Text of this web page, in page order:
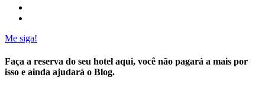
Me siga!
Faça a reserva do seu hotel aqui, você não pagará a mais por
isso e ainda ajudará o Blog.